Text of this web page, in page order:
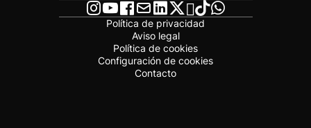
Política de privacidad
Aviso legal
Política de cookies
Configuración de cookies
Contacto